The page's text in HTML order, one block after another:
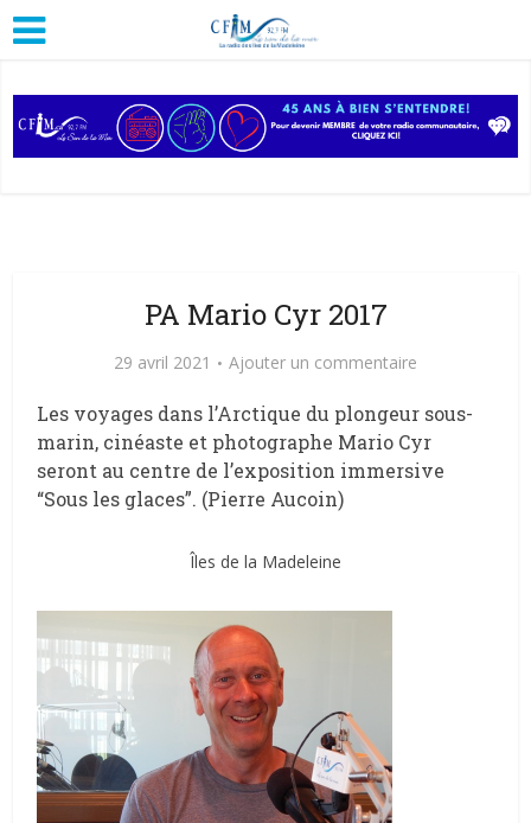
PA Mario Cyr 2017
29 avril 2021 Ajouter un commentaire
Les voyages dans l’Arctique du plongeur sous-
marin, cinéaste et photographe Mario Cyr
seront au centre de l’exposition immersive
“Sous les glaces”. (Pierre Aucoin)
Îles de la Madeleine